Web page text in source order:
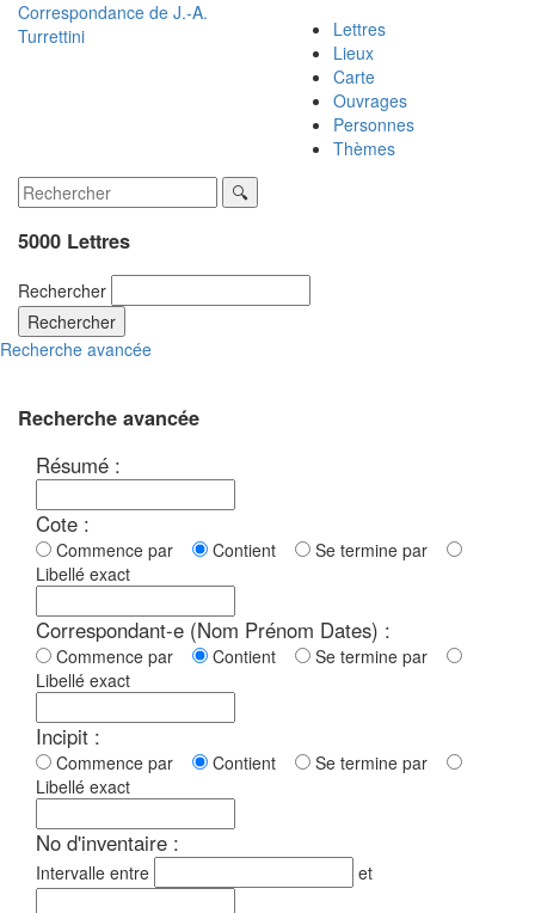
Correspondance de J.-A.
Turrettini
Lettres
Lieux
Carte
Ouvrages
Personnes
Thèmes
5000 Lettres
Rechercher
Rechercher
Recherche avancée
Recherche avancée
Résumé :
Cote :
Commence par Contient
Se termine par
Libellé exact
Correspondant-e (Nom Prénom Dates) :
Commence par Contient
Se termine par
Libellé exact
Incipit :
Commence par Contient
Se termine par
Libellé exact
No d'inventaire :
Intervalle entre et